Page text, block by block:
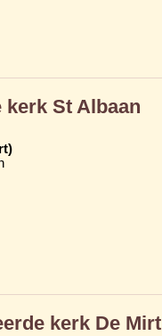
St Albaan
kerk De Mirt